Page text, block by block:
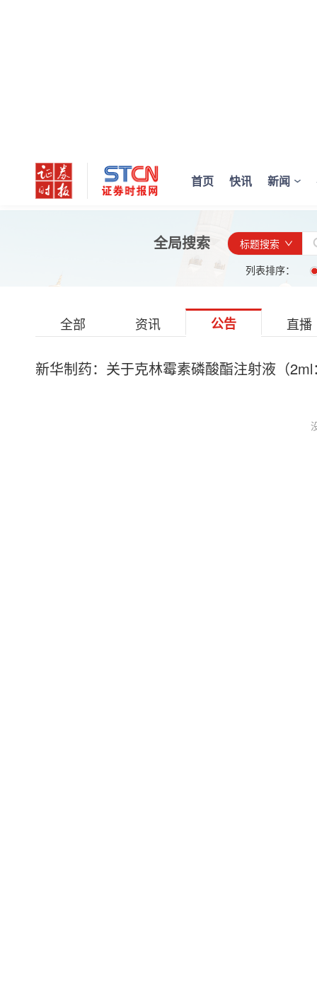
首页 快讯 新闻
全局搜索
标题搜索
列表排序：
全部 资讯 公告 直播
新华制药：关于克林霉素磷酸酯注射液（